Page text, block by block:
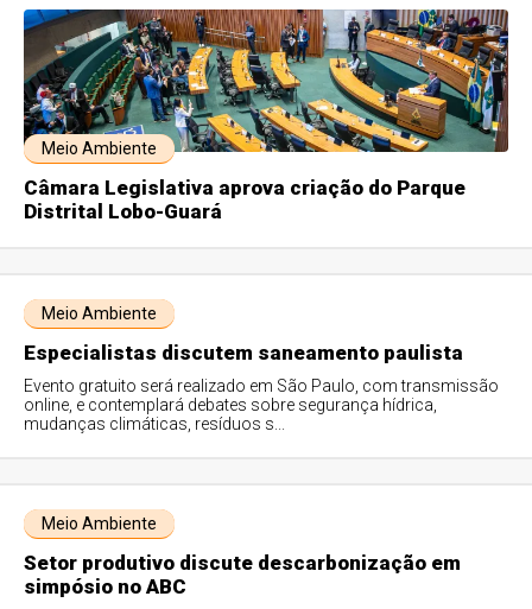
Meio Ambiente
Câmara Legislativa aprova criação do Parque
Distrital Lobo-Guará
Meio Ambiente
Especialistas discutem saneamento paulista
Evento gratuito será realizado em São Paulo, com transmissão
online, e contemplará debates sobre segurança hídrica,
mudanças climáticas, resíduos s...
Meio Ambiente
Setor produtivo discute descarbonização em
simpósio no ABC